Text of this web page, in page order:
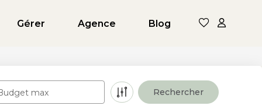
Gérer Agence Blog
max